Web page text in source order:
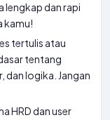
lengkap dan rapi
kamu!
tertulis atau
tentang
logika. Jangan
HRD dan user